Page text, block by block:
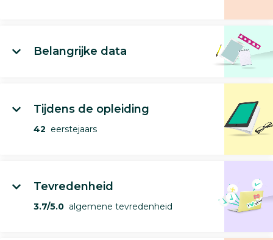
Belangrijke data
Tijdens de opleiding
42 eerstejaars
Tevredenheid
3.7/5.0 algemene tevredenheid